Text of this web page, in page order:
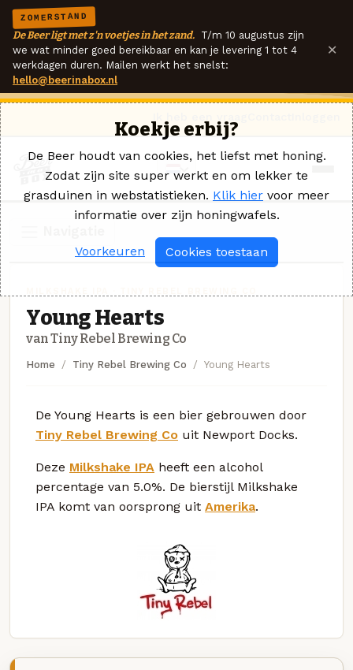
ZOMERSTAND
De Beer ligt met z'n voetjes in het zand. T/m 10 augustus zijn
we wat minder goed bereikbaar en kan je levering 1 tot 4
werkdagen duren. Mailen werkt het snelst:
hello@beerinabox.nl
×
Young Hearts
van Tiny Rebel Brewing Co
Home Tiny Rebel Brewing Co Young Hearts
De Young Hearts is een bier gebrouwen door
Tiny Rebel Brewing Co uit Newport Docks.
Deze Milkshake IPA heeft een alcohol
percentage van 5.0%. De bierstijl Milkshake
IPA komt van oorsprong uit Amerika.
Koekje erbij?
De Beer houdt van cookies, het liefst met honing.
Zodat zijn site super werkt en om lekker te
grasduinen in webstatistieken. Klik hier voor meer
informatie over zijn honingwafels.
Voorkeuren Cookies toestaan